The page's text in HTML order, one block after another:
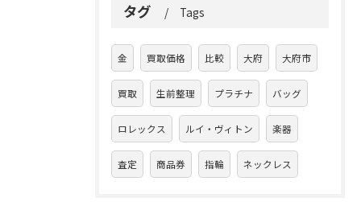
タグ Tags
金 買取価格 比較 大府 大府市
買取 生前整理 プラチナ バッグ
ロレックス ルイ・ヴィトン 楽器
査定 商品券 指輪 ネックレス